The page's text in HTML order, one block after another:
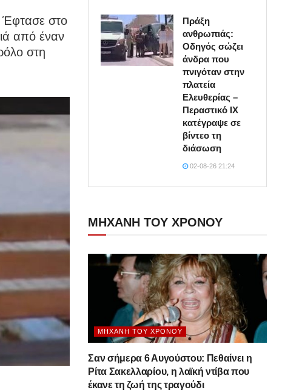
στο
από έναν
στη
Πράξη
ανθρωπιάς:
Οδηγός σώζει
άνδρα που
πνιγόταν στην
πλατεία
Ελευθερίας –
Περαστικό ΙΧ
κατέγραψε σε
βίντεο τη
διάσωση
02-08-26 21:24
ΜΗΧΑΝΗ ΤΟΥ ΧΡΟΝΟΥ
ΜΗΧΑΝΉ ΤΟΥ ΧΡΌΝΟΥ
Σαν σήμερα 6 Αυγούστου: Πεθαίνει η
Ρίτα Σακελλαρίου, η λαϊκή ντίβα που
έκανε τη ζωή της τραγούδι